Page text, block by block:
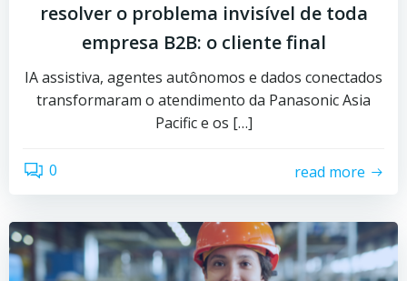
resolver o problema invisível de toda
empresa B2B: o cliente final
IA assistiva, agentes autônomos e dados conectados
transformaram o atendimento da Panasonic Asia
Pacific e os […]
0 read more